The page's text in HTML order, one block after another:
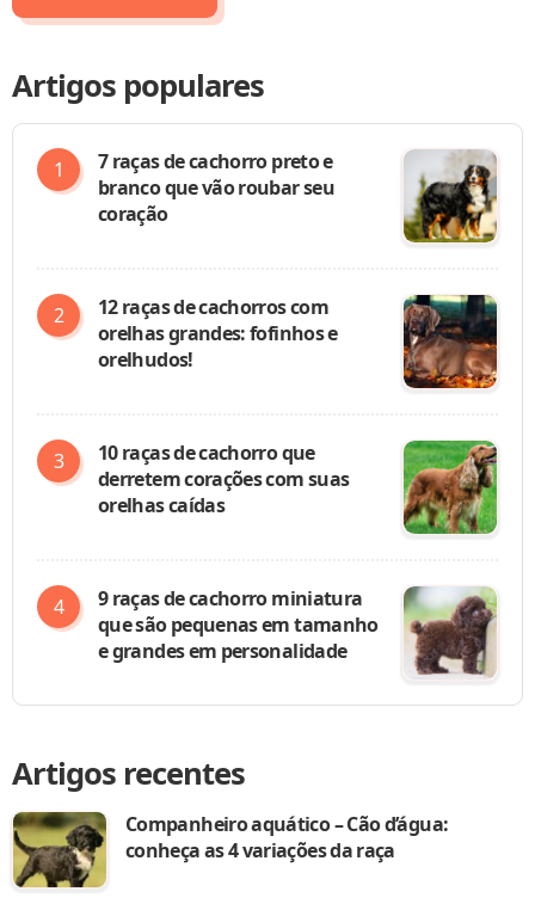
Artigos populares
7 raças de cachorro preto e
branco que vão roubar seu
coração
12 raças de cachorros com
orelhas grandes: fofinhos e
orelhudos!
10 raças de cachorro que
derretem corações com suas
orelhas caídas
9 raças de cachorro miniatura
que são pequenas em tamanho
e grandes em personalidade
Artigos recentes
Companheiro aquático – Cão d’água:
conheça as 4 variações da raça